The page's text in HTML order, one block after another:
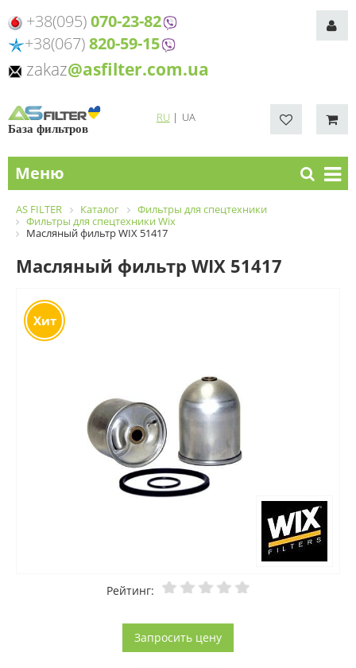
+38(095)070-23-82
+38(067)820-59-15
zakaz@asfilter.com.ua
База фильтров
RU| UA
Меню
AS FILTER Каталог
Фильтры для спецтехники
Фильтры для спецтехники Wix
Масляный фильтр WIX 51417
Масляный фильтр WIX 51417
Хит
Рейтинг:
Запросить цену